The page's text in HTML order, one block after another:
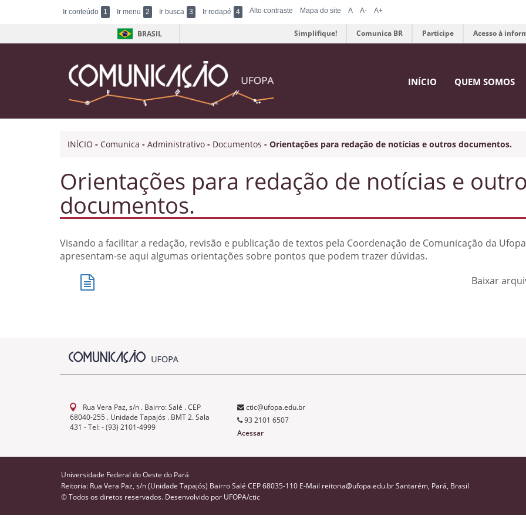
Ir conteúdo 1 Ir menu 2 Ir busca 3 Ir rodapé 4 Alto contraste Mapa do site A A- A+
BRASIL Simplifique! Comunica BR Participe Acesso à
INÍCIO QUEM SOMOS
INÍCIO - Comunica - Administrativo- Documentos - Orientações para redação de notícias e outros documentos.
Orientações para redação de notícias e
documentos.
Visando a facilitar a redação, revisão e publicação de textos pela Coordenação de Comunicação da
apresentam-se aqui algumas orientações sobre pontos que podem trazer dúvidas.
Baixar
Rua Vera Paz, s/n . Bairro: Salé . CEP
68040-255 . Unidade Tapajós . BMT 2. Sala
431 - Tel: - (93) 2101-4999
ctic@ufopa.edu.br
93 2101 6507
Acessar
Universidade Federal do Oeste do Pará
Reitoria: Rua Vera Paz, s/n (Unidade Tapajós) Bairro Salé CEP 68035-110 E-Mail reitoria@ufopa.edu.br Santarém, Pará, Brasil
© Todos os diretos reservados. Desenvolvido por UFOPA/ctic